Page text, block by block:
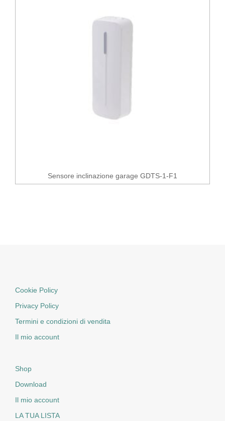
Sensore inclinazione garage GDTS-1-F1
Cookie Policy
Privacy Policy
Termini e condizioni di vendita
Il mio account
Shop
Download
Il mio account
LA TUA LISTA